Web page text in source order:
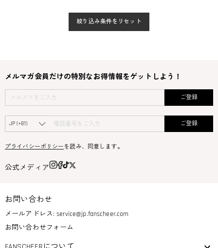
絞り込み条件をリセット
メルマガ会員だけの特別なお得情報をゲットしよう！
ご登録
ご登録
プライバシーポリシー を読み、同意します。
公式メディア
お問い合わせ
メールアドレス:service@jp.fanscheer.com
お問い合わせフォーム